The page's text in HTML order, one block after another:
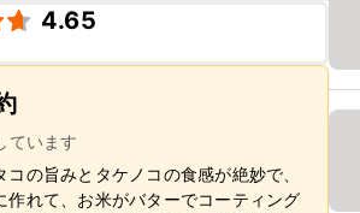
4.65
ています
の旨みとタケノコの食感が絶妙で、
れて、お米がバターでコーティング